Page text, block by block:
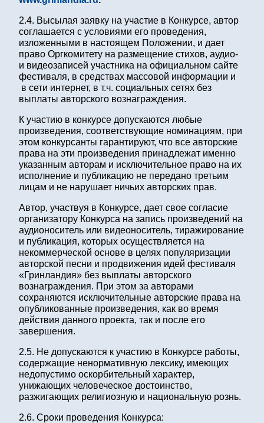
2.4. Высылая заявку на участие в Конкурсе, автор
соглашается с условиями его проведения,
изложенными в настоящем Положении, и дает
право Оргкомитету на размещение стихов, аудио-
и видеозаписей участника на официальном сайте
фестиваля, в средствах массовой информации и
в сети интернет, в т.ч. социальных сетях без
выплаты авторского вознаграждения.
К участию в конкурсе допускаются любые
произведения, соответствующие номинациям, при
этом конкурсанты гарантируют, что все авторские
права на эти произведения принадлежат именно
указанным авторам и исключительное право на их
исполнение и публикацию не передано третьим
лицам и не нарушает ничьих авторских прав.
Автор, участвуя в Конкурсе, дает свое согласие
организатору Конкурса на запись произведений на
аудионоситель или видеоноситель, тиражирование
и публикация, которых осуществляется на
некоммерческой основе в целях популяризации
авторской песни и продвижения идей фестиваля
«Гринландия» без выплаты авторского
вознаграждения. При этом за авторами
сохраняются исключительные авторские права на
опубликованные произведения, как во время
действия данного проекта, так и после его
завершения.
2.5. Не допускаются к участию в Конкурсе работы,
содержащие ненормативную лексику, имеющих
недопустимо оскорбительный характер,
унижающих человеческое достоинство,
разжигающих религиозную и национальную рознь.
2.6. Сроки проведения Конкурса: